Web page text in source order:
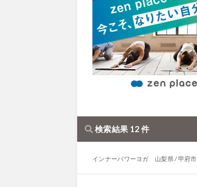
検索結果 12 件
インナーパワーヨガ 山梨県 / 甲府市